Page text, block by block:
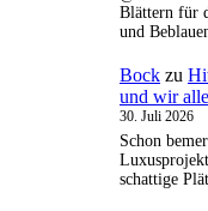
Blättern für
und
Bock zu
und wir
30. Juli 2026
Schon
schattige